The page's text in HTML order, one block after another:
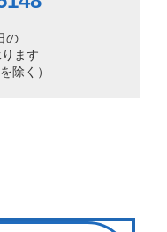
の
ます
除く）